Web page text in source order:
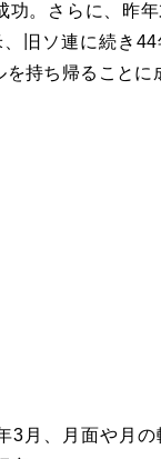
功。さらに、昨
、旧ソ連に続き
持ち帰ることに
3月、月面や月